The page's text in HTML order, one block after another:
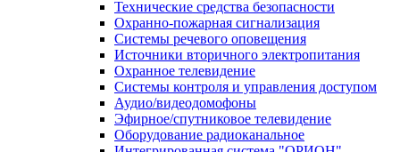
Технические средства безопасности
Охранно-пожарная сигнализация
Системы речевого оповещения
Источники вторичного электропитания
Охранное телевидение
Системы контроля и управления доступом
Аудио/видеодомофоны
Эфирное/спутниковое телевидение
Оборудование радиоканальное